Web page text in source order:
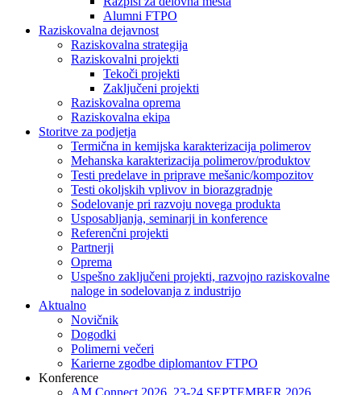
Alumni FTPO
Raziskovalna dejavnost
Raziskovalna strategija
Raziskovalni projekti
Tekoči projekti
Zaključeni projekti
Raziskovalna oprema
Raziskovalna ekipa
Storitve za podjetja
Termična in kemijska karakterizacija polimerov
Mehanska karakterizacija polimerov/produktov
Testi predelave in priprave mešanic/kompozitov
Testi okoljskih vplivov in biorazgradnje
Sodelovanje pri razvoju novega produkta
Usposabljanja, seminarji in konference
Referenčni projekti
Partnerji
Oprema
Uspešno zaključeni projekti, razvojno raziskovalne
naloge in sodelovanja z industrijo
Aktualno
Novičnik
Dogodki
Polimerni večeri
Karierne zgodbe diplomantov FTPO
Konference
AM Connect 2026, 23-24 SEPTEMBER 2026